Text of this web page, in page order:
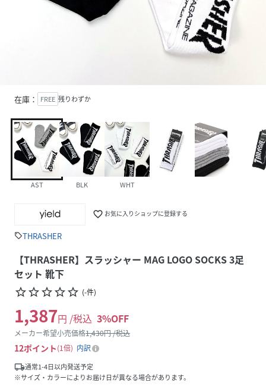
在庫： FREE 残りわずか
AST BLK WHT
favorite_border お気に入りショップに登録する
sellTHRASHER
【THRASHER】スラッシャー MAG LOGO SOCKS 3足
セット 靴下
star_borderstar_borderstar_borderstar_borderstar_border (-件)
1,387円 /税込 3%OFF
メーカー希望小売価格1,430円 /税込
12ポイント 1倍
内訳
local_shipping通常1-4日以内発送予定
※サイズ・カラーによりお届け日が異なる場合があります。